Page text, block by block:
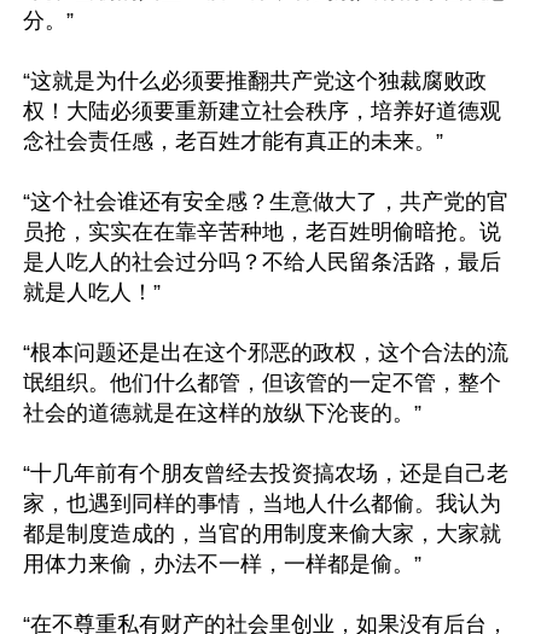
分。”
“这就是为什么必须要推翻共产党这个独裁腐败政
权！大陆必须要重新建立社会秩序，培养好道德观
念社会责任感，老百姓才能有真正的未来。”
“这个社会谁还有安全感？生意做大了，共产党的官
员抢，实实在在靠辛苦种地，老百姓明偷暗抢。说
是人吃人的社会过分吗？不给人民留条活路，最后
就是人吃人！”
“根本问题还是出在这个邪恶的政权，这个合法的流
氓组织。他们什么都管，但该管的一定不管，整个
社会的道德就是在这样的放纵下沦丧的。”
“十几年前有个朋友曾经去投资搞农场，还是自己老
家，也遇到同样的事情，当地人什么都偷。我认为
都是制度造成的，当官的用制度来偷大家，大家就
用体力来偷，办法不一样，一样都是偷。”
“在不尊重私有财产的社会里创业，如果没有后台，